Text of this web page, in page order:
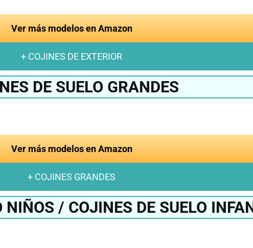
Ver más modelos en Amazon
+ COJINES DE EXTERIOR
DE SUELO GRANDES
Ver más modelos en Amazon
+ COJINES GRANDES
NIÑOS / COJINES DE SUELO